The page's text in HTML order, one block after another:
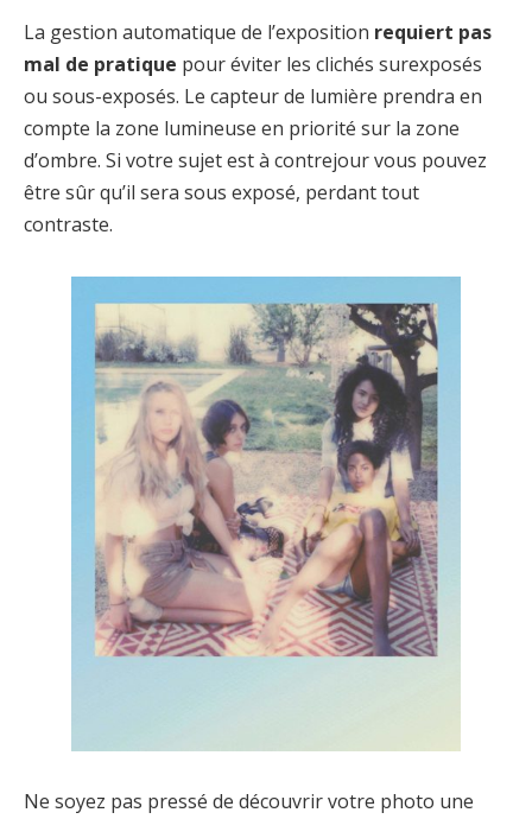
La gestion automatique de l’exposition requiert pas
mal de pratique pour éviter les clichés surexposés
ou sous-exposés. Le capteur de lumière prendra en
compte la zone lumineuse en priorité sur la zone
d’ombre. Si votre sujet est à contrejour vous pouvez
être sûr qu’il sera sous exposé, perdant tout
contraste.
Ne soyez pas pressé de découvrir votre photo une